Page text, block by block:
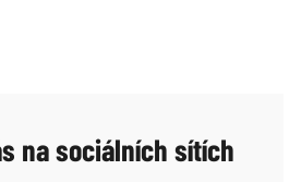
na sociálních sítích